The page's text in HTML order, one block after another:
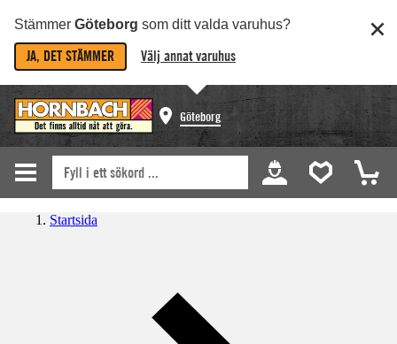
Stämmer Göteborg som ditt valda varuhus?
JA, DET STÄMMER Välj annat varuhus
Göteborg
Startsida